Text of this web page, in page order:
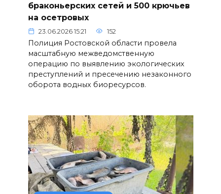
браконьерских сетей и 500 крючьев
на осетровых
23.06.2026 15:21 152
Полиция Ростовской области провела
масштабную межведомственную
операцию по выявлению экологических
преступлений и пресечению незаконного
оборота водных биоресурсов.